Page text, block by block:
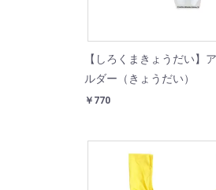
【しろくまきょうだい】
ルダー（きょうだい）
￥770